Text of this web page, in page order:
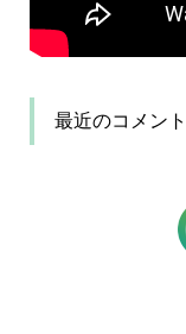
最近のコメント